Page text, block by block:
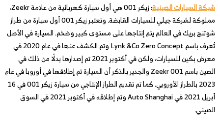
شبكة السيارات الصينية:
زيكر 001 هي أول سيارة كهربائية من علامة Zeekr،
مملوكة لشركة جيلي للسيارات القابضة. وتعتبر زيكر 001 أول سيارة من طراز
شوتنج بريك في العالم يتم إنتاجها على مستوى كبير وضخم. السيارة في الأصل
تُعرف باسم Lynk &Co Zero Concept وتم الكشف عنها في عام 2020 في
معرض بكين للسيارات، ولكن في أكتوبر 2021 تم إصدارها بدلًا من ذلك في
الصين باسم Zeekr 001 والجدير بالذكر أن السيارة تم إطلاقها في أوروبا في عام
2023 بالطراز الأوروبي. كما تم تقديم الطراز الإنتاجي من سيارة زيكر 001 في 16
أبريل 2021 في Auto Shanghai وتم إطلاقه في أكتوبر 2021 في السوق
الصيني.